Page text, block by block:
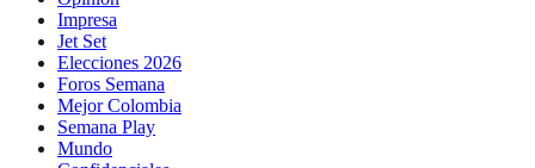
Impresa
Jet Set
Elecciones 2026
Foros Semana
Mejor Colombia
Semana Play
Mundo